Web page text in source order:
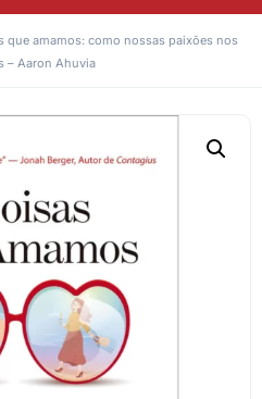
que amamos: como nossas paixões nos
– Aaron Ahuvia